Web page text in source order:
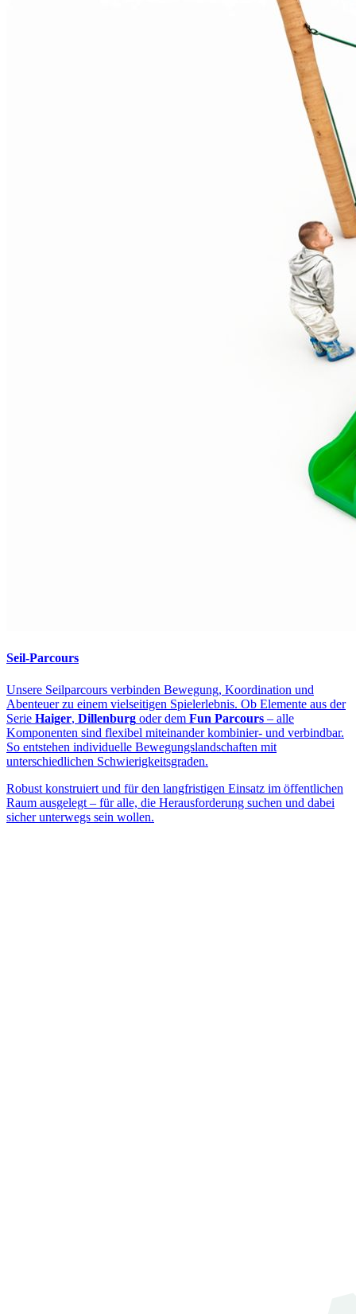
Seil-Parcours
Unsere Seilparcours verbinden Bewegung, Koordination und
Abenteuer zu einem vielseitigen Spielerlebnis. Ob Elemente aus der
Serie Haiger, Dillenburg oder dem Fun Parcours – alle
Komponenten sind flexibel miteinander kombinier- und verbindbar.
So entstehen individuelle Bewegungslandschaften mit
unterschiedlichen Schwierigkeitsgraden.
Robust konstruiert und für den langfristigen Einsatz im öffentlichen
Raum ausgelegt – für alle, die Herausforderung suchen und dabei
sicher unterwegs sein wollen.